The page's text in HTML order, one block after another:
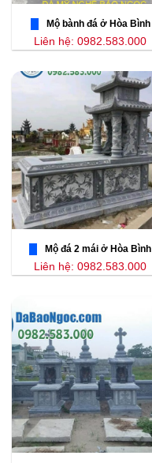
Mộ bành đá ở Hòa Bình
Liên hệ: 0982.583.000
Mộ đá 2 mái ở Hòa Bình
Liên hệ: 0982.583.000